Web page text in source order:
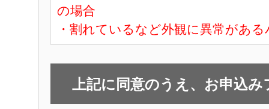
の場合
・割れているなど外観に異常があ
上記に同意のうえ、お申込み